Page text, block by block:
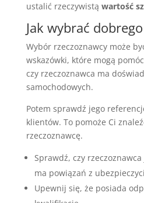
ustalić rzeczywistą wartość
Jak wybrać
Wybór rzeczoznawcy może
wskazówki, które mogą
czy rzeczoznawca ma
samochodowych.
Potem sprawdź jego
klientów. To pomoże Ci
rzeczoznawcę.
Sprawdź, czy
ma powiązań z
Upewnij się, że posiada